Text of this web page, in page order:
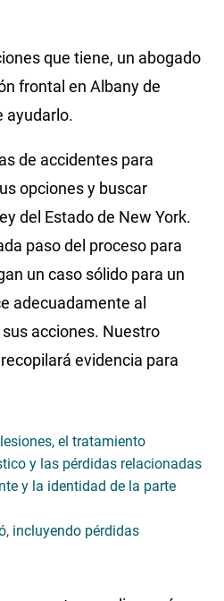
que tiene, un abogado
frontal en Albany de
ayudarlo.
de accidentes para
opciones y buscar
del Estado de New York.
paso del proceso para
un caso sólido para un
adecuadamente al
acciones. Nuestro
evidencia para
el tratamiento
y las pérdidas relacionadas
y la identidad de la parte
incluyendo pérdidas